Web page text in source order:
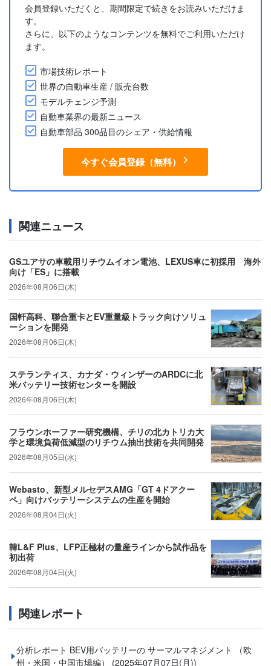
会員登録いただくと、期間限定で続きをお読みいただけま
す。
さらに、以下のようなコンテンツを無料でご利用いただけ
ます。
市場技術レポート
世界の自動車生産 / 販売台数
モデルチェンジ予測
自動車業界の最新ニュース
自動車部品 300品目のシェア・供給情報
今すぐ会員登録（無料）
関連ニュース
GSユアサの車載用リチウムイオン電池、LEXUS車に初採用 海外
向け「ES」に搭載
2026年08月06日(木)
国軒高科、聯合重卡とEV重量級トラック向けソリュ
ーションを開発
2026年08月06日(木)
ステランティス、カナダ・ウィンザーのARDCに北
米バッテリー技術センターを開設
2026年08月06日(木)
フラウンホーファー研究機構、チリの北カトリカ大
学と環境負荷低減型のリチウム抽出技術を共同開発
2026年08月05日(水)
Webasto、新型メルセデスAMG「GT 4ドアクー
ペ」向けバッテリーシステムの生産を開始
2026年08月04日(火)
韓L&F Plus、LFP正極材の量産ラインから試作品を
初出荷
2026年08月04日(火)
関連レポート
分析レポート BEV用バッテリーの サーマルマネジメント （欧
州・米国・中国市場編） (2025年07月07日(月))